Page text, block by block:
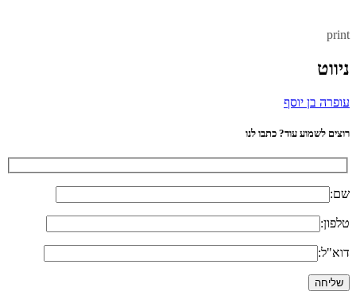
print
ניווט
עופרה בן יוסף
רוצים לשמוע עוד? כתבו לנו
שם:
טלפון:
דוא"ל: